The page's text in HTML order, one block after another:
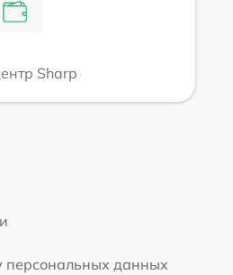
Sharp
персональных данных